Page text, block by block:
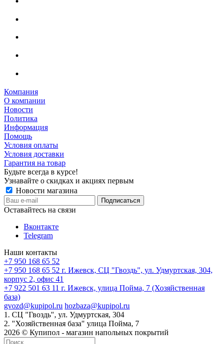
Компания
О компании
Новости
Политика
Информация
Помощь
Условия оплаты
Условия доставки
Гарантия на товар
Будьте всегда в курсе!
Узнавайте о скидках и акциях первым
Новости магазина
Оставайтесь на связи
Вконтакте
Telegram
Наши контакты
+7 950 168 65 52
+7 950 168 65 52 г. Ижевск, СЦ "Гвоздь", ул. Удмуртская, 304,
корпус 2, офис 41
+7 922 501 63 11 г. Ижевск, улица Пойма, 7 (Хозяйственная
база)
gvozd@kupipol.ru hozbaza@kupipol.ru
1. СЦ "Гвоздь", ул. Удмуртская, 304
2. "Хозяйственная база" улица Пойма, 7
2026 © Купипол - магазин напольных покрытий